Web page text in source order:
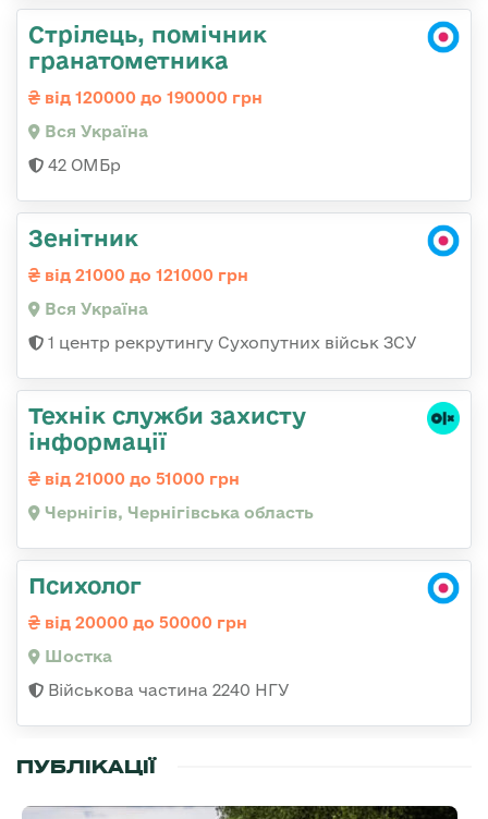
Стрілець, помічник
гранатометника
від 120000 до 190000 грн
Вся Україна
42 ОМБр
Зенітник
від 21000 до 121000 грн
Вся Україна
1 центр рекрутингу Сухопутних військ ЗСУ
Технік служби захисту
інформації
від 21000 до 51000 грн
Чернігів, Чернігівська область
Психолог
від 20000 до 50000 грн
Шостка
Військова частина 2240 НГУ
ПУБЛІКАЦІЇ